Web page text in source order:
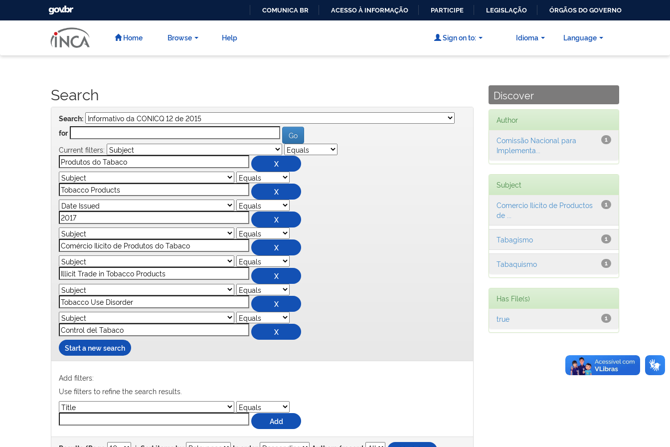
CONTEÚDO
GOVBR
COMUNICA BR ACESSO À INFORMAÇÃO PARTICIPE LEGISLAÇÃO ÓRGÃOS DO GOVERNO
Home Browse Help Language
Sign on to: Idioma
Search
Search:
for
Current filters:
Start a new search
Add filters:
Use filters to refine the search results.
Discover
Author
1
Comissão Nacional para
Implementa...
Subject
1
Comercio Ilícito de Productos
de ...
1
Tabagismo
1
Tabaquismo
Has File(s)
1
true